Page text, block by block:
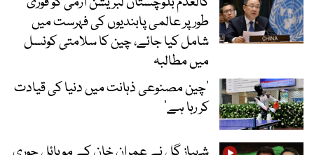
طور پر عالمی پابندیوں کی فہرست میں
شامل کیا جائے، چین کا سلامتی کونسل
میں مطالبہ
’چین مصنوعی ذہانت میں دنیا کی قیادت
کر رہا ہے‘